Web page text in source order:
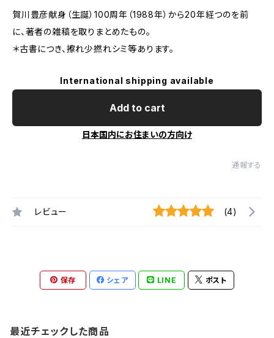
賀川豊彦献身（生誕）100周年（1988年）から20年経つのを前
に、著者の雑稿を取りまとめたもの。
＊古書につき、擦れ少撚れシミ等あります。
International shipping available
Add to cart
日本国内にお住まいの方向け
通報する
レビュー (4)
保存 シェア LINE ポスト
最近チェックした商品